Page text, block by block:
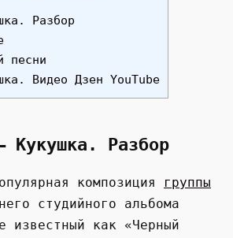
Разбор
песни
Видео Дзен YouTube
Кукушка. Разбор
композиция
группы
студийного альбома
известный как «Черный